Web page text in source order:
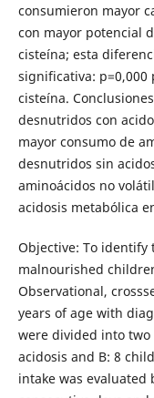
consumieron mayor
con mayor potencial
cisteína; esta
significativa: p=0,000
cisteína.
desnutridos con
mayor consumo de
desnutridos sin
aminoácidos no
acidosis metabólica
Objective: To
malnourished
Observational,
years of age with
were divided into
acidosis and B: 8
intake was